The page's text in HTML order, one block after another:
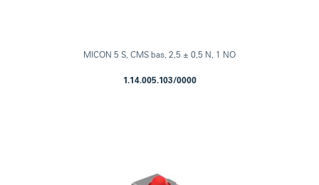
MICON 5 S, CMS bas, 2,5 ± 0,5 N, 1 NO
1.14.005.103/0000